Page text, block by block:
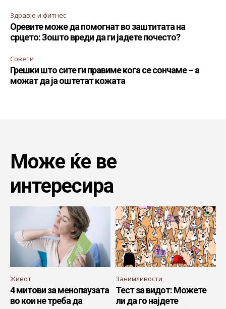
Здравје и фитнес
Оревите може да помогнат во заштитата на
срцето: Зошто вреди да ги јадете почесто?
Совети
Грешки што сите ги правиме кога се сончаме – а
можат да ја оштетат кожата
Може ќе ве
интересира
Живот
4 митови за менопаузата
во кои не треба да
Занимливости
Тест за видот: Можете
ли да го најдете